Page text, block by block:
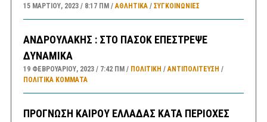
15 ΜΑΡΤΊΟΥ, 2023 8:17 ΠΜ ΑΘΛΗΤΙΚΑ/ ΣΥΓΚΟΙΝΩΝΊΕΣ
ΑΝΔΡΟΥΛΑΚΗΣ : ΣΤΟ ΠΑΣΟΚ ΕΠΕΣΤΡΕΨΕ
ΔΥΝΑΜΙΚΑ
19 ΦΕΒΡΟΥΑΡΊΟΥ, 2023 7:42 ΠΜ ΠΟΛΙΤΙΚΗ /ΑΝΤΙΠΟΛΊΤΕΥΣΗ /
ΠΟΛΙΤΙΚΆ ΚΌΜΜΑΤΑ
ΠΡΟΓΝΩΣΗ ΚΑΙΡΟΥ ΕΛΛΑΔΑΣ ΚΑΤΑ ΠΕΡΙΟΧΕΣ